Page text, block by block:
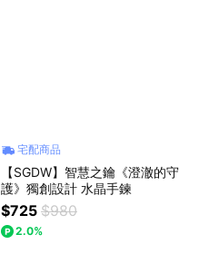
宅配商品
【SGDW】智慧之鑰《澄澈的守
護》獨創設計 水晶手鍊
$725 $980
2.0%